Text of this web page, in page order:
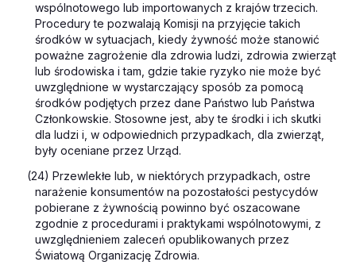
wspólnotowego lub importowanych z krajów trzecich.
Procedury te pozwalają Komisji na przyjęcie takich
środków w sytuacjach, kiedy żywność może stanowić
poważne zagrożenie dla zdrowia ludzi, zdrowia zwierząt
lub środowiska i tam, gdzie takie ryzyko nie może być
uwzględnione w wystarczający sposób za pomocą
środków podjętych przez dane Państwo lub Państwa
Członkowskie. Stosowne jest, aby te środki i ich skutki
dla ludzi i, w odpowiednich przypadkach, dla zwierząt,
były oceniane przez Urząd.
(24) Przewlekłe lub, w niektórych przypadkach, ostre
narażenie konsumentów na pozostałości pestycydów
pobierane z żywnością powinno być oszacowane
zgodnie z procedurami i praktykami wspólnotowymi, z
uwzględnieniem zaleceń opublikowanych przez
Światową Organizację Zdrowia.